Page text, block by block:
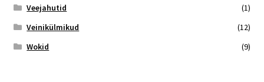
Veejahutid
(1)
Veinikülmikud
(12)
Wokid
(9)